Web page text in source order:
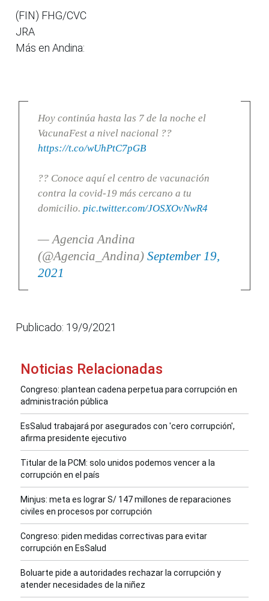
(FIN) FHG/CVC
JRA
Más en Andina:
Hoy continúa hasta las 7 de la noche el
VacunaFest a nivel nacional ??
https://t.co/wUhPtC7pGB
?? Conoce aquí el centro de vacunación
contra la covid-19 más cercano a tu
domicilio. pic.twitter.com/JOSXOvNwR4
— Agencia Andina
(@Agencia_Andina) September 19,
2021
Publicado: 19/9/2021
Noticias Relacionadas
Congreso: plantean cadena perpetua para corrupción en
administración pública
EsSalud trabajará por asegurados con 'cero corrupción',
afirma presidente ejecutivo
Titular de la PCM: solo unidos podemos vencer a la
corrupción en el país
Minjus: meta es lograr S/ 147 millones de reparaciones
civiles en procesos por corrupción
Congreso: piden medidas correctivas para evitar
corrupción en EsSalud
Boluarte pide a autoridades rechazar la corrupción y
atender necesidades de la niñez